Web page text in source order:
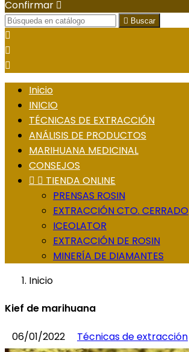
Confirmar 
 Buscar



Inicio
INICIO
TÉCNICAS DE EXTRACCIÓN
ANÁLISIS DE PRODUCTOS
MARIHUANA MEDICINAL
CONSEJOS
  TIENDA ONLINE
PRENSAS ROSIN
EXTRACCIÓN CTO. CERRADO
ICEOLATOR
EXTRACCIÓN DE ROSIN
MINERÍA DE DIAMANTES
Inicio
Kief de marihuana
06/01/2022 Técnicas de extracción